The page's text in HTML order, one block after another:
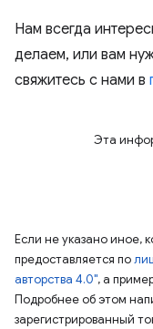
Нам всегда
делаем, или вам
свяжитесь с нами в
Эта
Если не указано иное,
предоставляется по
авторства 4.0", а
Подробнее об этом
зарегистрированный